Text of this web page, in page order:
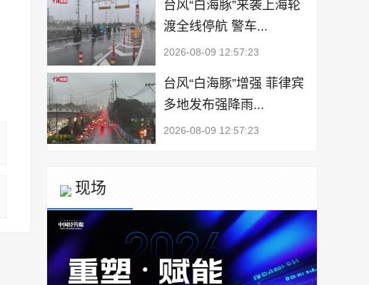
台风“白海豚”来袭上海轮
渡全线停航 警车...
2026-08-09 12:57:23
台风“白海豚”增强 菲律宾
多地发布强降雨...
2026-08-09 12:57:23
现场